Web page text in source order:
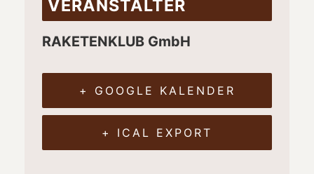
VERANSTALTER
RAKETENKLUB GmbH
+ GOOGLE KALENDER
+ ICAL EXPORT